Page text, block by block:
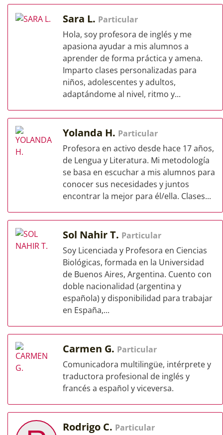
Sara L. Particular
Hola, soy profesora de inglés y me
apasiona ayudar a mis alumnos a
aprender de forma práctica y amena.
Imparto clases personalizadas para
niños, adolescentes y adultos,
adaptándome al nivel, ritmo y...
Yolanda H. Particular
Profesora en activo desde hace 17 años,
de Lengua y Literatura. Mi metodología
se basa en escuchar a mis alumnos para
conocer sus necesidades y juntos
encontrar la mejor para él/ella. Clases...
Sol Nahir T. Particular
Soy Licenciada y Profesora en Ciencias
Biológicas, formada en la Universidad
de Buenos Aires, Argentina. Cuento con
doble nacionalidad (argentina y
española) y disponibilidad para trabajar
en España,...
Carmen G. Particular
Comunicadora multilingüe, intérprete y
traductora profesional de inglés y
francés a español y viceversa.
Rodrigo C. Particular